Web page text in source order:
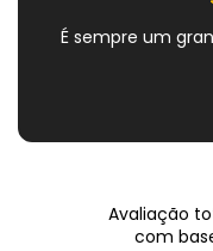
É sempre um
Avaliação
com